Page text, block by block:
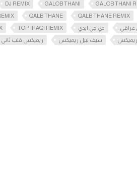
DJ REMIX GALOB THANI
GALOB THANI
QALB THANE
QALB THANE REMIX
TOP IRAQI REMIX دي جي ايدي
عراقي
ريميكس قلب ثاني سيف نبيل ريميكس ريميكس